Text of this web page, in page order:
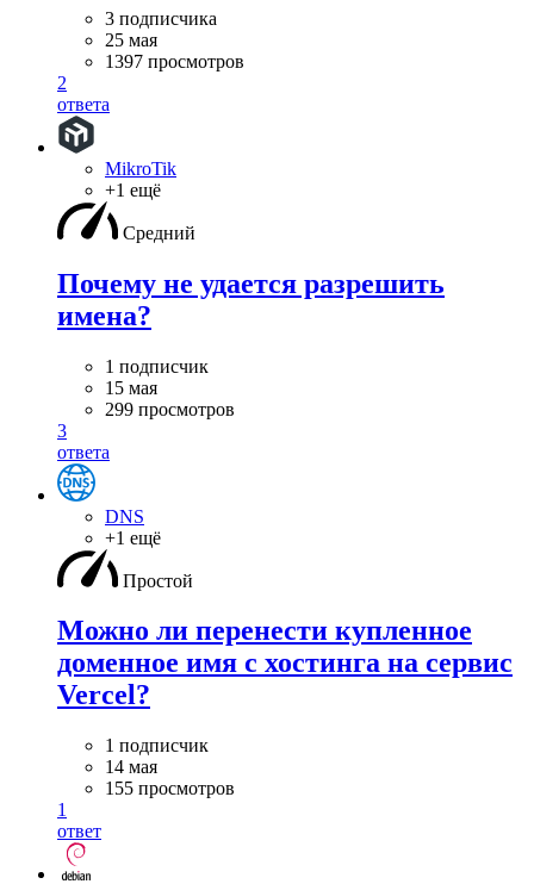
3 подписчика
25 мая
1397 просмотров
2
ответа
MikroTik
+1 ещё
Средний
Почему не удается разрешить
имена?
1 подписчик
15 мая
299 просмотров
3
ответа
DNS
+1 ещё
Простой
Можно ли перенести купленное
доменное имя с хостинга на сервис
Vercel?
1 подписчик
14 мая
155 просмотров
1
ответ